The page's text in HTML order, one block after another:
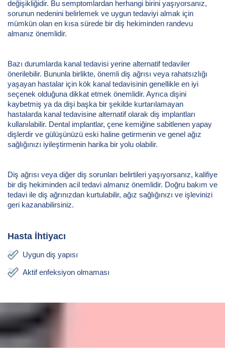
değişikliğidir. Bu semptomlardan herhangi birini yaşıyorsanız,
sorunun nedenini belirlemek ve uygun tedaviyi almak için
mümkün olan en kısa sürede bir diş hekiminden randevu
almanız önemlidir.
Bazı durumlarda kanal tedavisi yerine alternatif tedaviler
önerilebilir. Bununla birlikte, önemli diş ağrısı veya rahatsızlığı
yaşayan hastalar için kök kanal tedavisinin genellikle en iyi
seçenek olduğuna dikkat etmek önemlidir. Ayrıca dişini
kaybetmiş ya da dişi başka bir şekilde kurtarılamayan
hastalarda kanal tedavisine alternatif olarak diş implantları
kullanılabilir. Dental implantlar, çene kemiğine sabitlenen yapay
dişlerdir ve gülüşünüzü eski haline getirmenin ve genel ağız
sağlığınızı iyileştirmenin harika bir yolu olabilir.
Diş ağrısı veya diğer diş sorunları belirtileri yaşıyorsanız, kalifiye
bir diş hekiminden acil tedavi almanız önemlidir. Doğru bakım ve
tedavi ile diş ağrınızdan kurtulabilir, ağız sağlığınızı ve işlevinizi
geri kazanabilirsiniz.
Hasta İhtiyacı
Uygun diş yapısı
Aktif enfeksiyon olmaması